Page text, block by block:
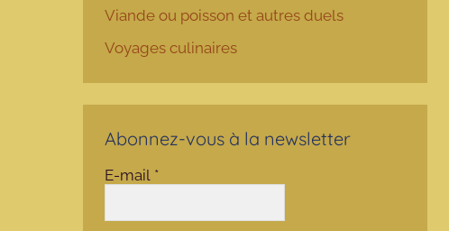
Viande ou poisson et autres duels
Voyages culinaires
Abonnez-vous à la newsletter
E-mail *